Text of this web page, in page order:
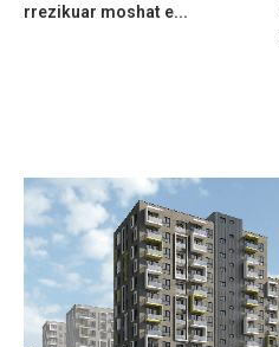
rrezikuar moshat e...